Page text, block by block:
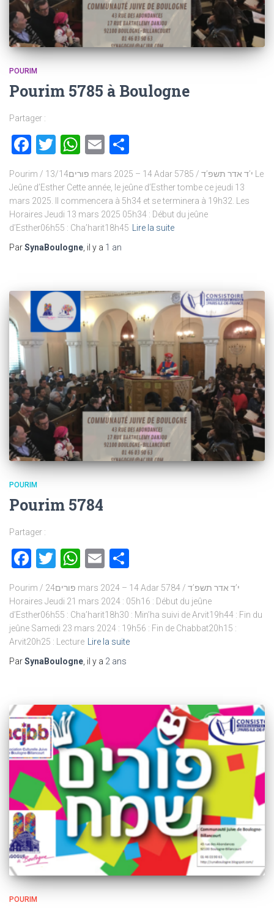
POURIM
Pourim 5785 à Boulogne
Partager :
Facebook
Twitter
WhatsApp
Email
Pourim / פורים13/14 mars 2025 – 14 Adar 5785 / י’ד אדר תשפ’ד Le
Jeûne d’Esther Cette année, le jeûne d’Esther tombe ce jeudi 13
mars 2025. Il commencera à 5h34 et se terminera à 19h32. Les
Horaires Jeudi 13 mars 2025 05h34 : Début du jeûne
d’Esther06h55 : Cha’harit18h45
Lire la suite
ParSynaBoulogne , il y a 1 an
POURIM
Pourim 5784
Partager :
Facebook
TwitterWhatsApp
Email
Pourim / פורים24 mars 2024 – 14 Adar 5784 / י’ד אדר תשפ’ד
Horaires Jeudi 21 mars 2024 : 05h16 : Début du jeûne
d’Esther06h55 : Cha’harit18h30 : Min’ha suivi de Arvit19h44 : Fin du
jeûne Samedi 23 mars 2024 : 19h56 : Fin de Chabbat20h15 :
Arvit20h25 : Lecture Lire la suite
ParSynaBoulogne, il y a 2 ans
POURIM